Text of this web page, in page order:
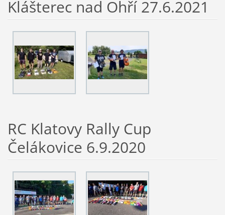
Klášterec nad Ohří 27.6.2021
RC Klatovy Rally Cup
Čelákovice 6.9.2020